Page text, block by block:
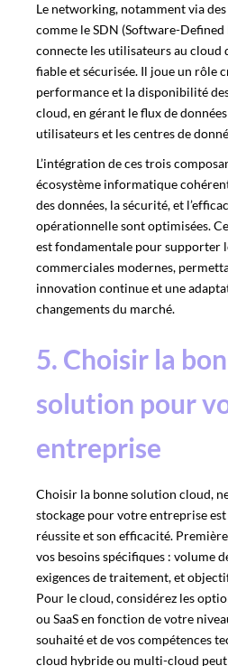
Le networking, notamment via
comme le SDN (Software-
connecte les utilisateurs au cloud
fiable et sécurisée. Il joue un rôle
performance et la disponibilité
cloud, en gérant le flux de
utilisateurs et les centres de
L’intégration de ces trois
écosystème informatique
des données, la sécurité, et
opérationnelle sont optimisées.
est fondamentale pour supporter
commerciales modernes,
innovation continue et une
changements du marché.
5. Choisir la
solution pour
entreprise
Choisir la bonne solution cloud,
stockage pour votre entreprise
réussite et son efficacité.
vos besoins spécifiques : volume
exigences de traitement, et
Pour le cloud, considérez les
ou SaaS en fonction de votre
souhaité et de vos compétences
cloud hybride ou multi-cloud